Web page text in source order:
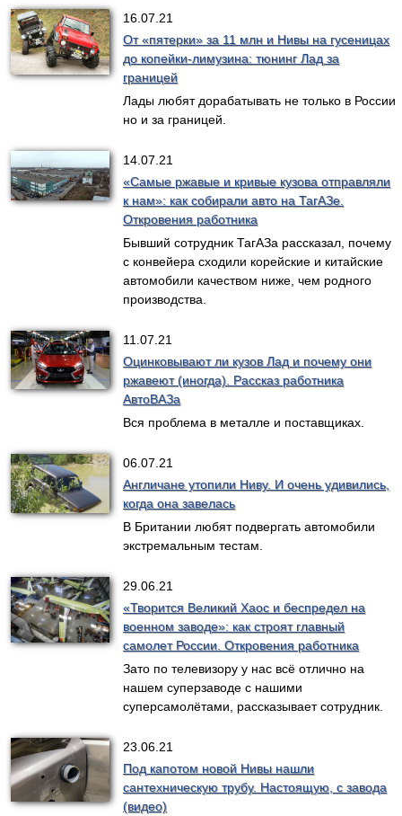
16.07.21
От «пятерки» за 11 млн и Нивы на гусеницах
до копейки-лимузина: тюнинг Лад за
границей
Лады любят дорабатывать не только в России
но и за границей.
14.07.21
«Самые ржавые и кривые кузова отправляли
к нам»: как собирали авто на ТагАЗе.
Откровения работника
Бывший сотрудник ТагАЗа рассказал, почему
с конвейера сходили корейские и китайские
автомобили качеством ниже, чем родного
производства.
11.07.21
Оцинковывают ли кузов Лад и почему они
ржавеют (иногда). Рассказ работника
АвтоВАЗа
Вся проблема в металле и поставщиках.
06.07.21
Англичане утопили Ниву. И очень удивились,
когда она завелась
В Британии любят подвергать автомобили
экстремальным тестам.
29.06.21
«Творится Великий Хаос и беспредел на
военном заводе»: как строят главный
самолет России. Откровения работника
Зато по телевизору у нас всё отлично на
нашем суперзаводе с нашими
суперсамолётами, рассказывает сотрудник.
23.06.21
Под капотом новой Нивы нашли
сантехническую трубу. Настоящую, с завода
(видео)